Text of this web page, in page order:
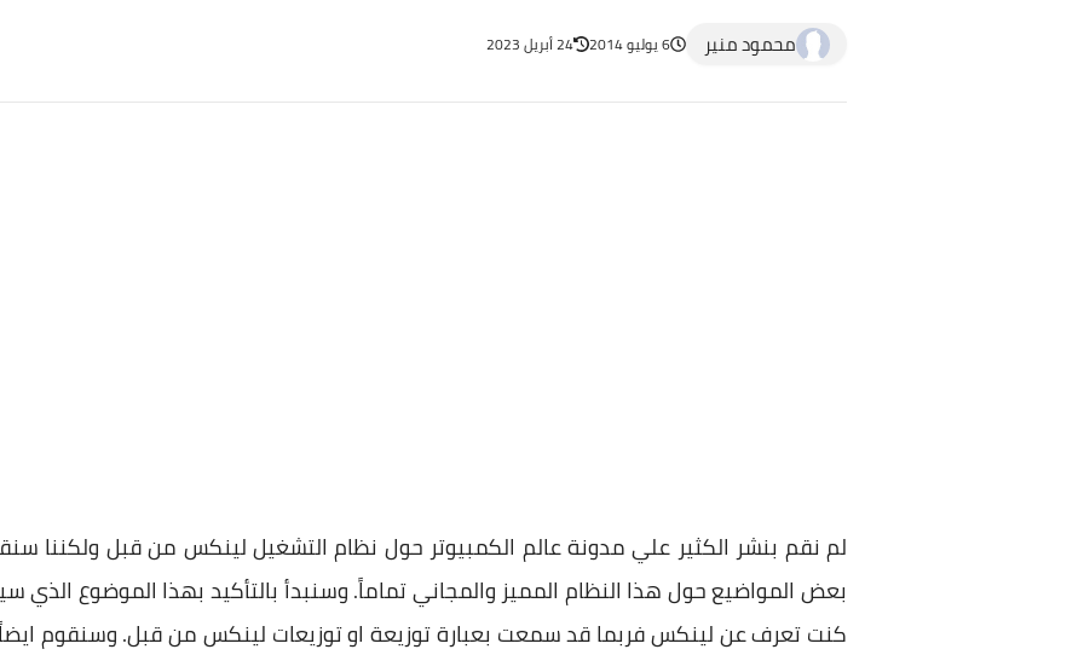
محمود منير 6 يوليو 2014 24 أبريل 2023
لم نقم بنشر الكثير علي مدونة عالم الكمبيوتر حول نظام التشغيل لينكس من قبل ولكننا
بعض المواضيع حول هذا النظام المميز والمجاني تماماً. وسنبدأ بالتأكيد بهذا الموضوع
كنت تعرف عن لينكس فربما قد سمعت بعبارة توزيعة او توزيعات لينكس من قبل. وسنقوم